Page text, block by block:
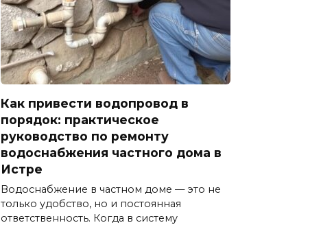
Как привести водопровод в
порядок: практическое
руководство по ремонту
водоснабжения частного дома в
Истре
Водоснабжение в частном доме — это не
только удобство, но и постоянная
ответственность. Когда в систему